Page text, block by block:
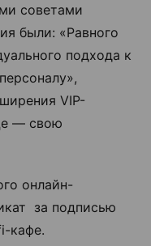
советами
были: «Равного
подхода к
VIP-
— свою
онлайн-
за подписью
кафе.